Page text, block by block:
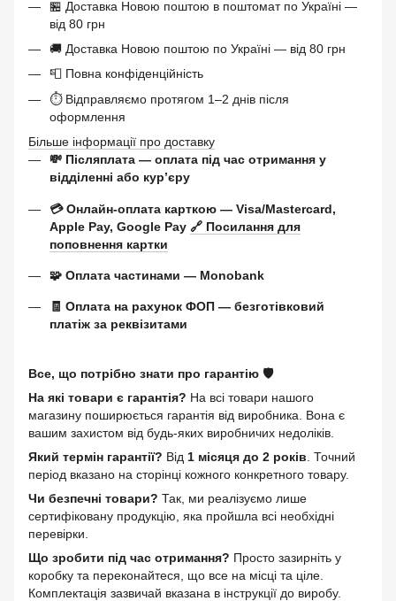
🏪 Доставка Новою поштою в поштомат по Україні —
від 80 грн
🚚 Доставка Новою поштою по Україні — від 80 грн
📮 Повна конфіденційність
⏱ Відправляємо протягом 1–2 днів після
оформлення
Більше інформації про доставку
💸 Післяплата — оплата під час отримання у
відділенні або курʼєру
💳 Онлайн-оплата карткою — Visa/Mastercard,
Apple Pay, Google Pay 🔗 Посилання для
поповнення картки
🧩 Оплата частинами — Monobank
🧾 Оплата на рахунок ФОП — безготівковий
платіж за реквізитами
Все, що потрібно знати про гарантію 🛡️
На які товари є гарантія? На всі товари нашого
магазину поширюється гарантія від виробника. Вона є
вашим захистом від будь-яких виробничих недоліків.
Який термін гарантії? Від 1 місяця до 2 років . Точний
період вказано на сторінці кожного конкретного товару.
Чи безпечні товари? Так, ми реалізуємо лише
сертифіковану продукцію, яка пройшла всі необхідні
перевірки.
Що зробити під час отримання? Просто зазирніть у
коробку та переконайтеся, що все на місці та ціле.
Комплектація зазвичай вказана в інструкції до виробу.